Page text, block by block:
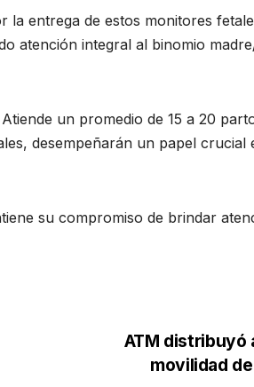
entrega de estos monitores
atención integral al binomio
un promedio de 15 a 20
desempeñarán un papel
su compromiso de brindar
ATM distribuyó
movilidad